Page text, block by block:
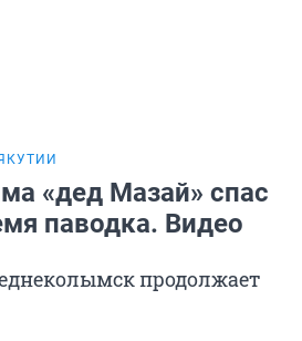
«дед Мазай» спас
паводка. Видео
продолжает